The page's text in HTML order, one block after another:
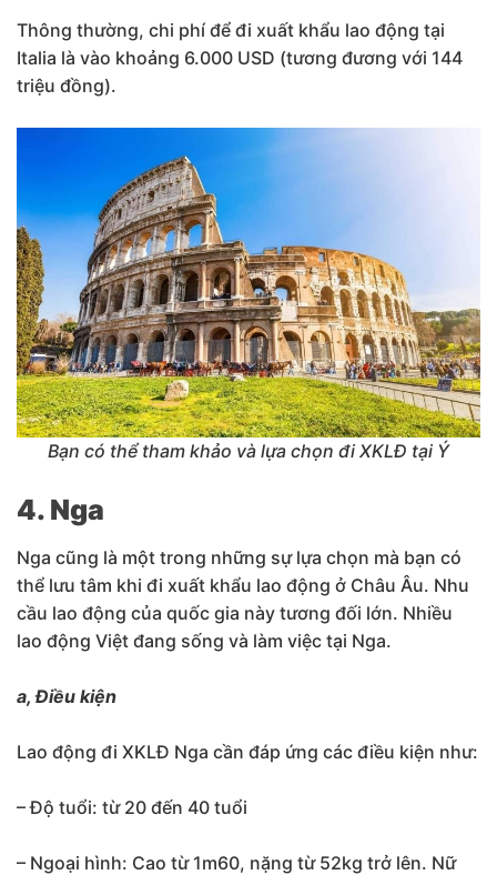
Thông thường, chi phí để đi xuất khẩu lao động tại
Italia là vào khoảng 6.000 USD (tương đương với 144
triệu đồng).
Bạn có thể tham khảo và lựa chọn đi XKLĐ tại Ý
4. Nga
Nga cũng là một trong những sự lựa chọn mà bạn có
thể lưu tâm khi đi xuất khẩu lao động ở Châu Âu. Nhu
cầu lao động của quốc gia này tương đối lớn. Nhiều
lao động Việt đang sống và làm việc tại Nga.
a, Điều kiện
Lao động đi XKLĐ Nga cần đáp ứng các điều kiện như:
– Độ tuổi: từ 20 đến 40 tuổi
– Ngoại hình: Cao từ 1m60, nặng từ 52kg trở lên. Nữ